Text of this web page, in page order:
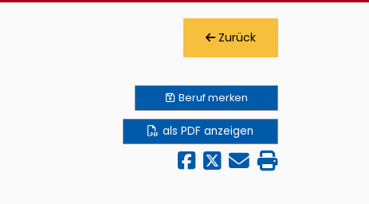
Zurück
Berufmerken
als PDF anzeigen